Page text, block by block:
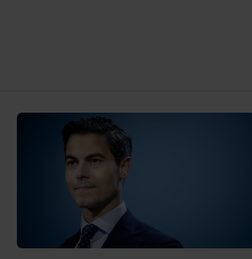
ander land.